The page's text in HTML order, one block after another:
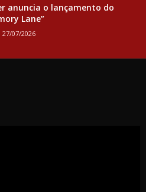
anuncia o lançamento do
Lane”
27/07/2026